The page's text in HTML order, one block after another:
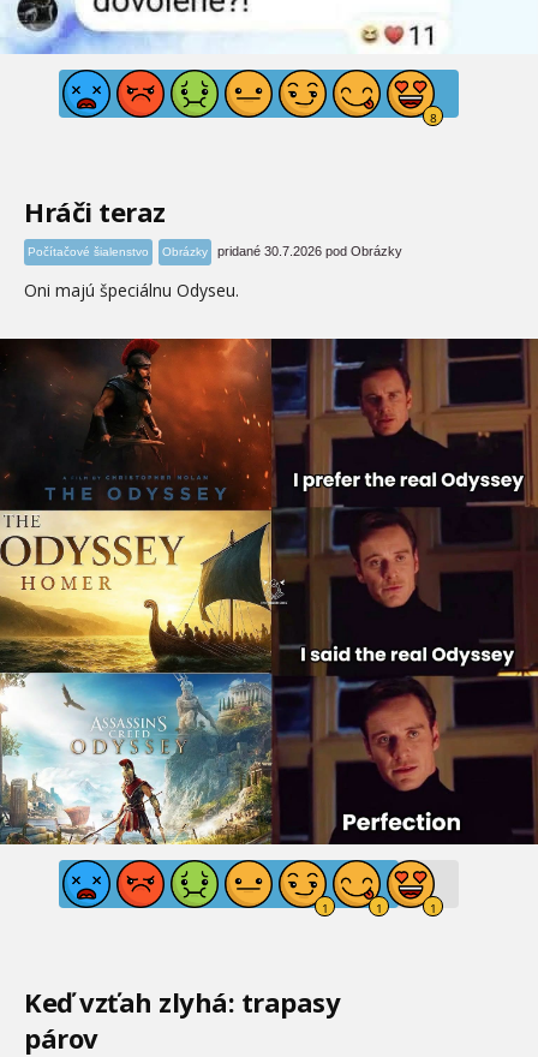
Hráči teraz
Počítačové šialenstvo Obrázky pridané 30.7.2026 pod Obrázky
Oni majú špeciálnu Odyseu.
Keď vzťah zlyhá: trapasy
párov